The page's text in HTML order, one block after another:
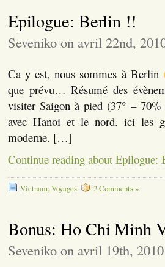
Epilogue: Berlin !!
Seveniko on avril 22nd,
Ca y est, nous sommes à Berlin
que prévu… Résumé des
visiter Saigon à pied (37° –
avec Hanoi et le nord. ici les
moderne. […]
Continue reading about Epilogue:
Vietnam,Voyages 2 Comments »
Bonus: Ho Chi Minh
Seveniko on avril 19th, 2010